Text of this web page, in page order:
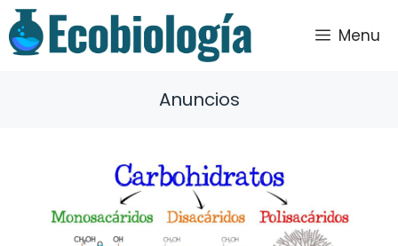
Saltar
al
contenido
Menu
Anuncios